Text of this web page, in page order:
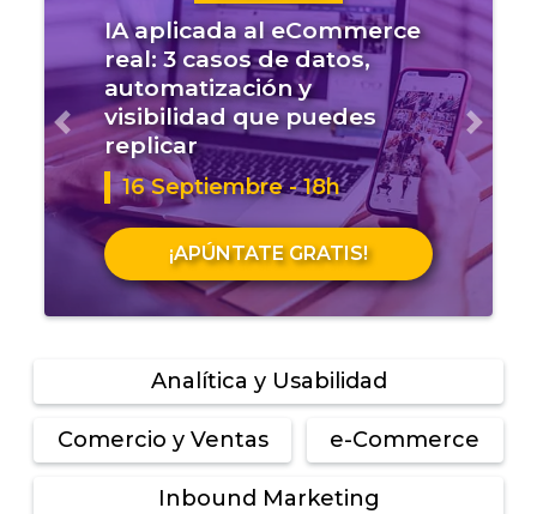
IA aplicada al eCommerce
real: 3 casos de datos,
automatización y
visibilidad que puedes
replicar
16 Septiembre - 18h
¡APÚNTATE GRATIS!
Anterior
Analítica y Usabilidad
Comercio y Ventas e-Commerce
Inbound Marketing